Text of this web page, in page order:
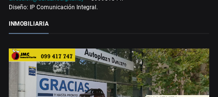
Diseño: IP Comunicación Integral.
INMOBILIARIA